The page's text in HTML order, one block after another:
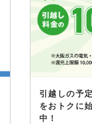
引越しの予
をおトクに
中！